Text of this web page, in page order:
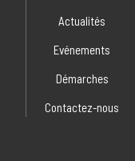
Actualités
Evénements
Démarches
Contactez-nous